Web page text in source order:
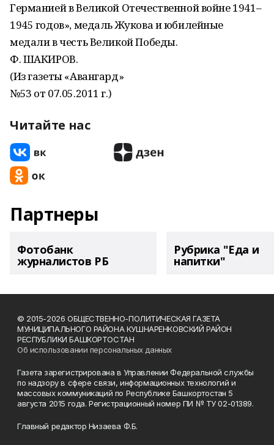
Германией в Великой Отечественной войне 1941–
1945 годов», медаль Жукова и юбилейные
медали в честь Великой Победы.
Ф. ШАКИРОВ.
(Из газеты «Авангард»
№53 от 07.05.2011 г.)
Читайте нас
Партнеры
Фотобанк
журналистов РБ
Рубрика "Еда и
напитки"
© 2015-2026 ОБЩЕСТВЕННО-ПОЛИТИЧЕСКАЯ ГАЗЕТА
МУНИЦИПАЛЬНОГО РАЙОНА КУШНАРЕНКОВСКИЙ РАЙОН
РЕСПУБЛИКИ БАШКОРТОСТАН
Об использовании персональных данных
Газета зарегистрирована в Управлении Федеральной службы
по надзору в сфере связи, информационных технологий и
массовых коммуникаций по Республике Башкортостан 5
августа 2015 года. Регистрационный номер ПИ № ТУ 02-01389.
Главный редактор Низаева Ф.Б.